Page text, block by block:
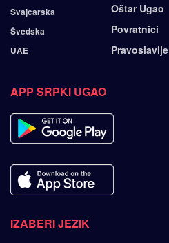
Švajcarska
Švedska
UAE
Oštar Ugao
Povratnici
Pravoslavlje
APP SRPKI UGAO
IZABERI JEZIK